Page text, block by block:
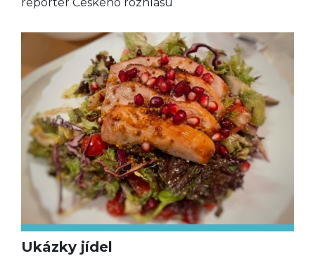
Ukázky jídel